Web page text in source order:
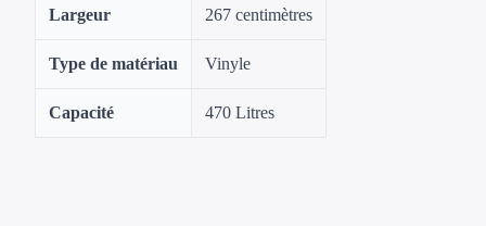
Largeur ‎267 centimètres
Type de matériau ‎Vinyle
Capacité ‎470 Litres